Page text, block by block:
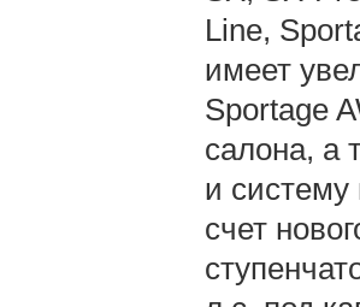
Line,
имеет
Sportage
салона, а
и
счет